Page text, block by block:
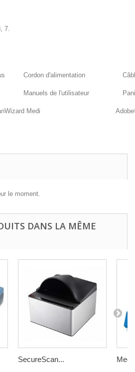
7.
Cordon d'alimentation
Manuels de l'utilisateur
Medi
le moment.
DANS LA MÊME
SecureScan...